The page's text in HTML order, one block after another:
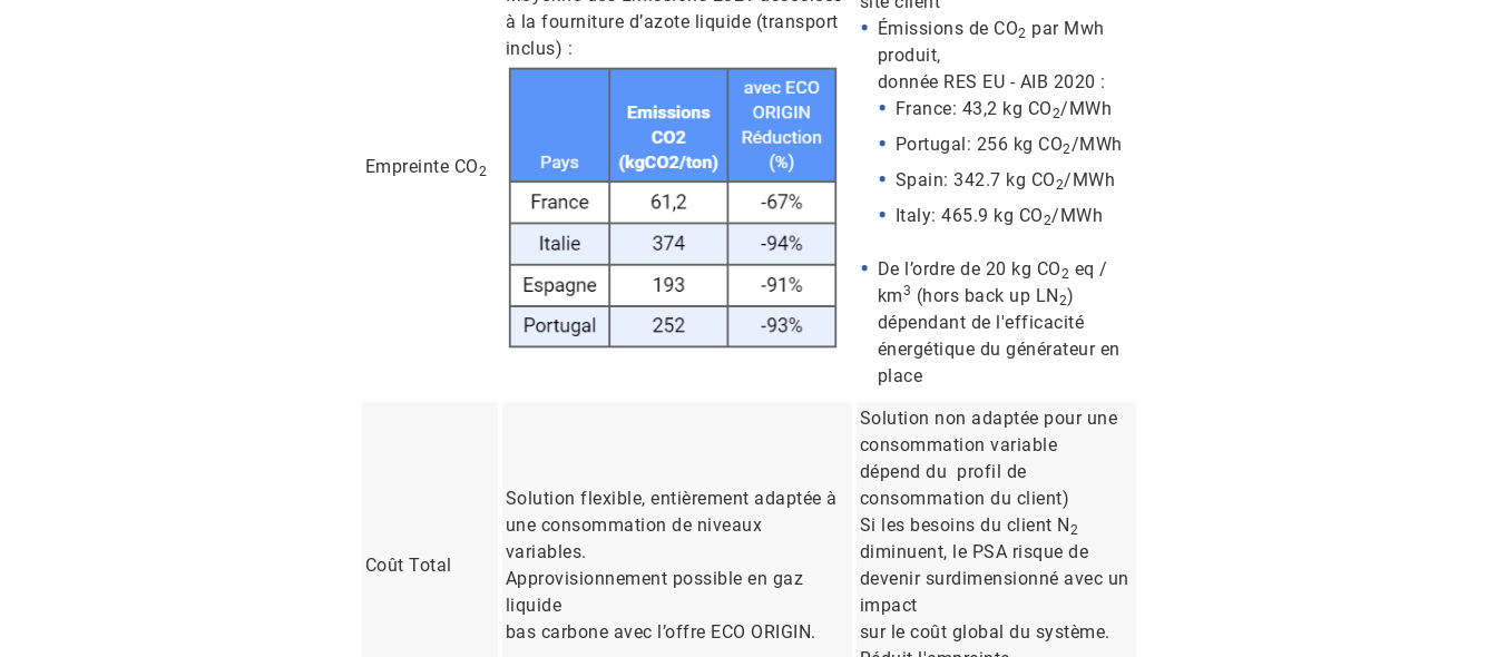
Empreinte CO2
à la fourniture d’azote liquide (transport
inclus) :
Émissions de CO2 par Mwh
produit,
donnée RES EU - AIB 2020 :
France: 43,2 kg CO2/MWh
Portugal: 256 kg CO2/MWh
Spain: 342.7 kg CO2/MWh
Italy: 465.9 kg CO2/MWh
De l’ordre de 20 kg CO2 eq /
km3 (hors back up LN2)
dépendant de l'efficacité
énergétique du générateur en
place
Coût Total
Solution flexible, entièrement adaptée à
une consommation de niveaux
variables.
Approvisionnement possible en gaz
liquide
bas carbone avec l’offre ECO ORIGIN.
Solution non adaptée pour une
consommation variable
dépend du profil de
consommation du client)
Si les besoins du client N2
diminuent, le PSA risque de
devenir surdimensionné avec un
impact
sur le coût global du système.